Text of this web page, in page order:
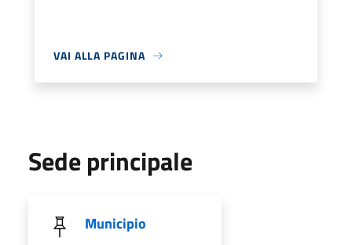
VAI ALLA PAGINA
Sede principale
Municipio